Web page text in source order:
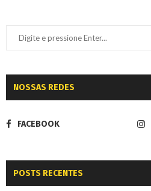
NOSSAS REDES
FACEBOOK
POSTS RECENTES